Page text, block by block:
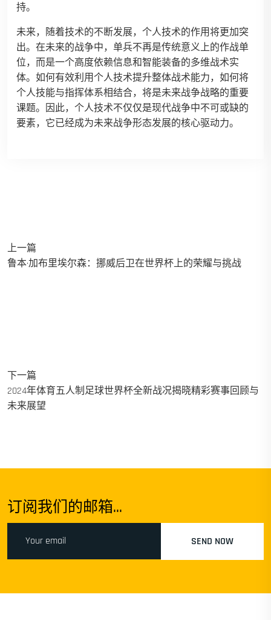
持。
未来，随着技术的不断发展，个人技术的作用将更加突
出。在未来的战争中，单兵不再是传统意义上的作战单
位，而是一个高度依赖信息和智能装备的多维战术实
体。如何有效利用个人技术提升整体战术能力，如何将
个人技能与指挥体系相结合，将是未来战争战略的重要
课题。因此，个人技术不仅仅是现代战争中不可或缺的
要素，它已经成为未来战争形态发展的核心驱动力。
上一篇
鲁本·加布里埃尔森：挪威后卫在世界杯上的荣耀与挑战
下一篇
2024年体育五人制足球世界杯全新战况揭晓精彩赛事回顾与
未来展望
订阅我们的邮箱...
SEND NOW